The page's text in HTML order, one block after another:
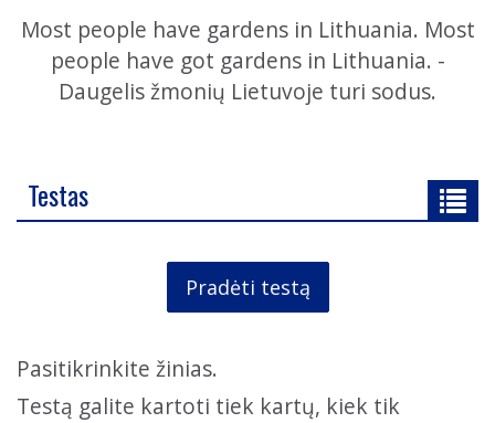
Most people have gardens in Lithuania. Most
people have got gardens in Lithuania. -
Daugelis žmonių Lietuvoje turi sodus.
Testas
Pradėti testą
Pasitikrinkite žinias.
Testą galite kartoti tiek kartų, kiek tik